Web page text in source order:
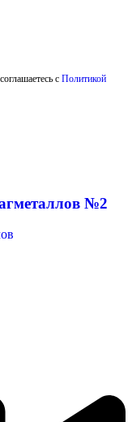
с Политикой
№2